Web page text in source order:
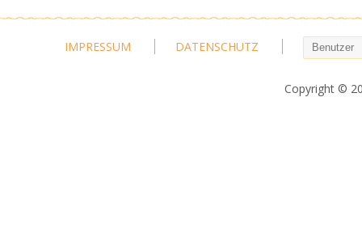
IMPRESSUM DATENSCHUTZ
Copyright ©